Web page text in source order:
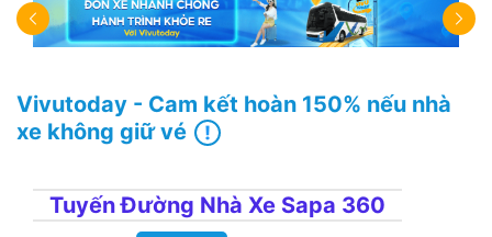
Vivutoday - Cam kết hoàn 150% nếu nhà
xe không giữ vé
Tuyến Đường Nhà Xe Sapa 360